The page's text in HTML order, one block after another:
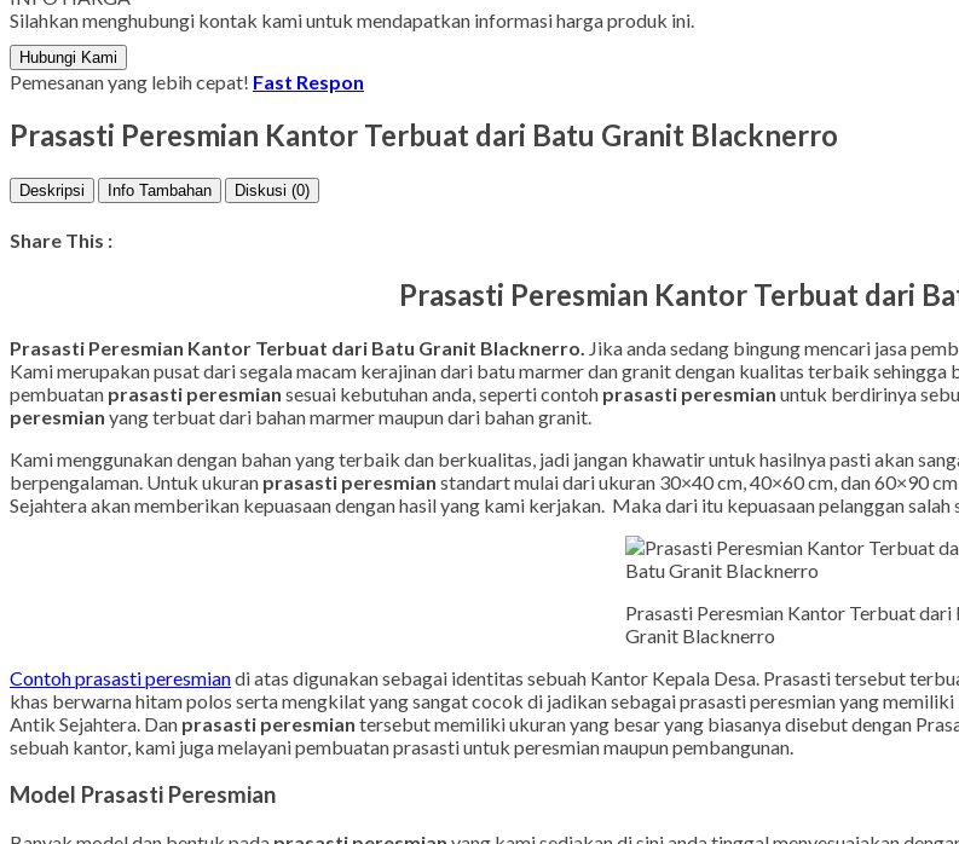
Silahkan menghubungi kontak kami untuk mendapatkan informasi harga produk ini.
Hubungi Kami
Pemesanan yang lebih cepat! Fast Respon
Prasasti Peresmian Kantor Terbuat dari Batu Granit Blacknerro
Deskripsi Info Tambahan Diskusi (0)
Share This :
Prasasti Peresmian Kantor Terbuat dari
Prasasti Peresmian Kantor Terbuat dari Batu Granit Blacknerro. Jika anda sedang bingung mencari jasa
Kami merupakan pusat dari segala macam kerajinan dari batu marmer dan granit dengan kualitas terbaik
pembuatan prasasti peresmian sesuai kebutuhan anda, seperti contoh prasasti peresmian untuk berdirinya
peresmian yang terbuat dari bahan marmer maupun dari bahan granit.
Kami menggunakan dengan bahan yang terbaik dan berkualitas, jadi jangan khawatir untuk hasilnya pasti akan
berpengalaman. Untuk ukuran prasasti peresmian standart mulai dari ukuran 30×40 cm, 40×60 cm, dan 60×90
Sejahtera akan memberikan kepuasaan dengan hasil yang kami kerjakan. Maka dari itu kepuasaan pelanggan salah
Prasasti Peresmian Kantor Terbuat dari
Granit Blacknerro
Contoh prasasti peresmiandi atas digunakan sebagai identitas sebuah Kantor Kepala Desa. Prasasti tersebut
khas berwarna hitam polos serta mengkilat yang sangat cocok di jadikan sebagai prasasti peresmian yang
Antik Sejahtera. Dan prasasti peresmian tersebut memiliki ukuran yang besar yang biasanya disebut dengan
sebuah kantor, kami juga melayani pembuatan prasasti untuk peresmian maupun pembangunan.
Model Prasasti Peresmian